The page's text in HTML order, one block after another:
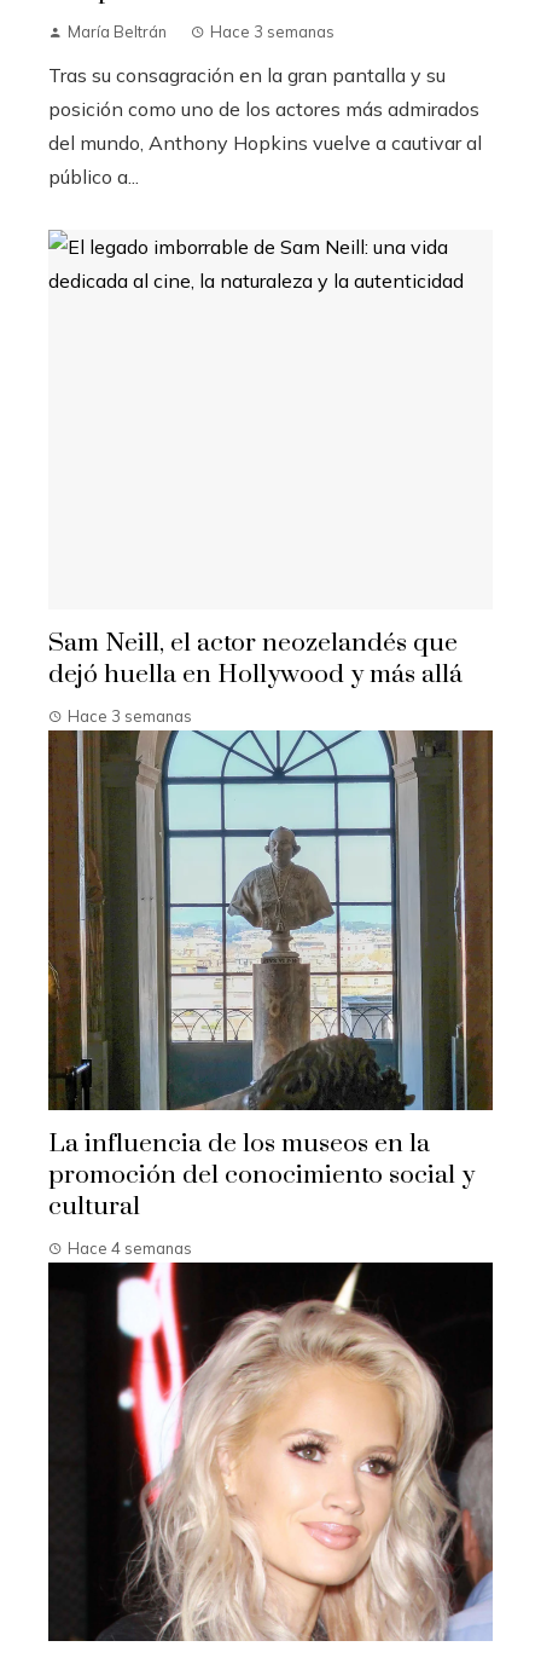
María Beltrán Hace 3 semanas
Tras su consagración en la gran pantalla y su
posición como uno de los actores más admirados
del mundo, Anthony Hopkins vuelve a cautivar al
público a...
Sam Neill, el actor neozelandés que
dejó huella en Hollywood y más allá
Hace 3 semanas
La influencia de los museos en la
promoción del conocimiento social y
cultural
Hace 4 semanas